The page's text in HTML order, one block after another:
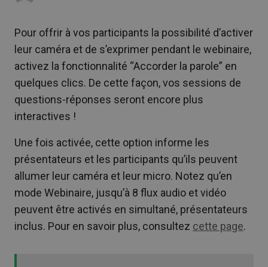
Pour offrir à vos participants la possibilité d’activer
leur caméra et de s’exprimer pendant le webinaire,
activez la fonctionnalité “Accorder la parole” en
quelques clics. De cette façon, vos sessions de
questions-réponses seront encore plus
interactives !
Une fois activée, cette option informe les
présentateurs et les participants qu’ils peuvent
allumer leur caméra et leur micro. Notez qu’en
mode Webinaire, jusqu’à 8 flux audio et vidéo
peuvent être activés en simultané, présentateurs
inclus. Pour en savoir plus, consultez cette page.